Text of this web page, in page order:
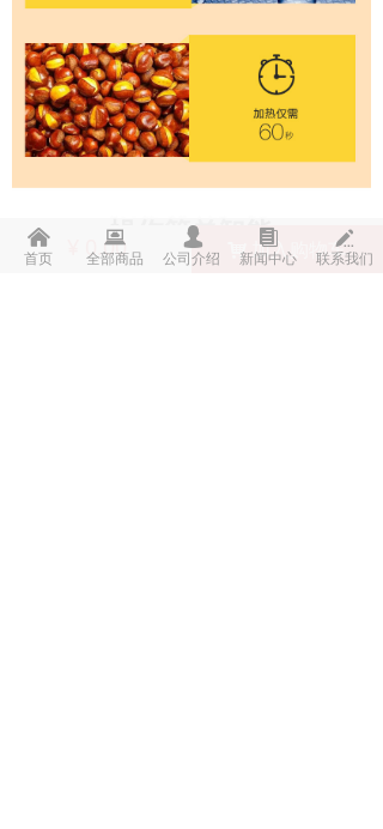
0.00 낙 加入购物车
낀
首页
뀵
全部商品
넙
公司介绍
뀴
新闻中心
넀
联系我们